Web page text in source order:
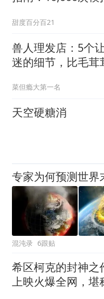
甜度百分百21
兽人理发店：5个
迷的细节，比毛茸
菜但瘾大第一名
天空硬糖消
专家为何预测世界
混沌录 6跟贴
希区柯克的封神之
上映火爆全网，堪